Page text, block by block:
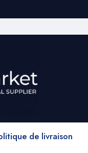
de livraison